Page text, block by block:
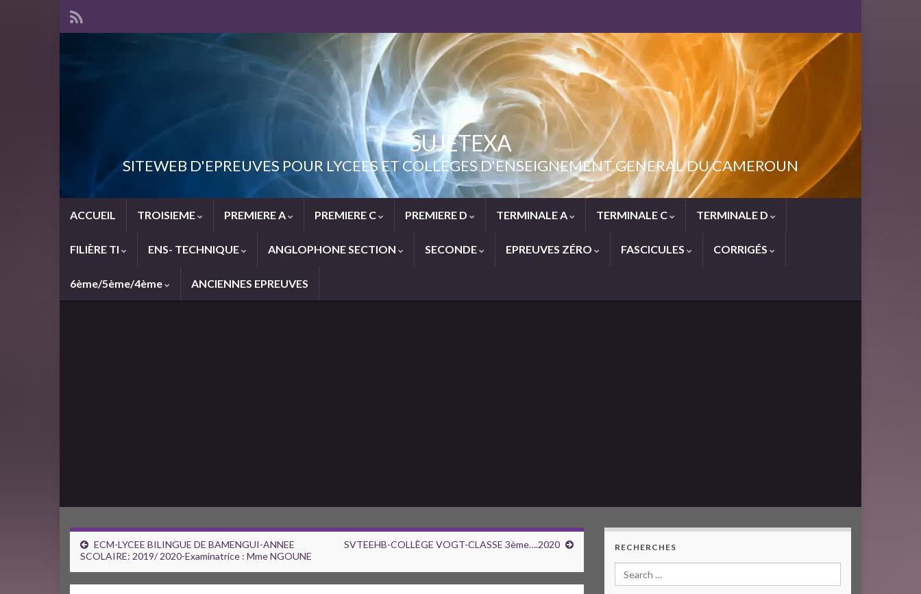
SUJETEXA
SITEWEB D'EPREUVES POUR LYCEES ET COLLEGES D'ENSEIGNEMENT GENERAL DU CAMEROUN
ACCUEIL TROISIEME PREMIERE A PREMIERE C PREMIERE D TERMINALE A TERMINALE C TERMINALE D
FILIÈRE TI ENS- TECHNIQUE ANGLOPHONE SECTION SECONDE EPREUVES ZÉRO FASCICULES CORRIGÉS
6ème/5ème/4ème ANCIENNES EPREUVES
ECM-LYCEE BILINGUE DE BAMENGUI-ANNEE
SCOLAIRE: 2019/ 2020-Examinatrice : Mme NGOUNE
SVTEEHB-COLLÈGE VOGT-CLASSE 3ème….2020 RECHERCHES